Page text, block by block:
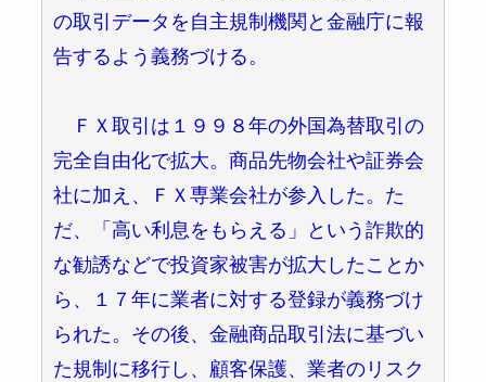
の取引データを自主規制機関と金融庁に報
告するよう義務づける。
ＦＸ取引は１９９８年の外国為替取引の
完全自由化で拡大。商品先物会社や証券会
社に加え、ＦＸ専業会社が参入した。た
だ、「高い利息をもらえる」という詐欺的
な勧誘などで投資家被害が拡大したことか
ら、１７年に業者に対する登録が義務づけ
られた。その後、金融商品取引法に基づい
た規制に移行し、顧客保護、業者のリスク